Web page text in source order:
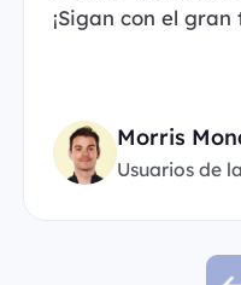
¡Sigan con el gran
Morris
Usuarios de